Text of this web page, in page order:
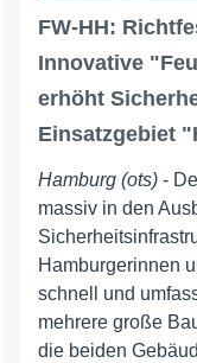
FW-HH:
Innovative
erhöht
Einsatzgebiet
Hamburg (ots) -
massiv in den
Hamburgerinnen
schnell und
mehrere große
die beiden